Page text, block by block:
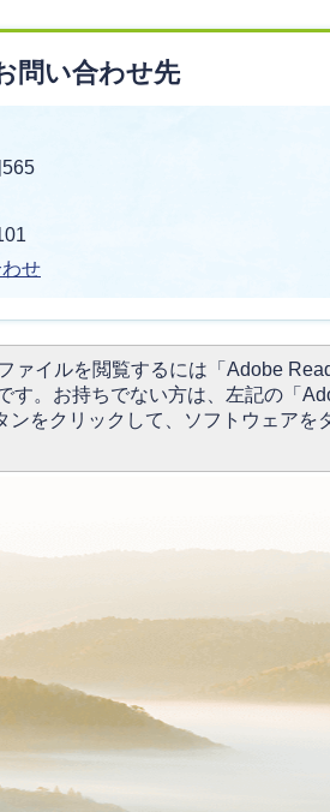
問い合わせ先
せ
ァイルを閲覧するには「Adobe
す。お持ちでない方は、左記の「
ンをクリックして、ソフトウェアを